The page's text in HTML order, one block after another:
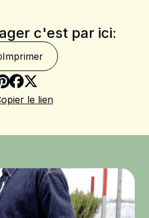
c'est par ici:
Imprimer
Partager sur
Partager sur
Partager sur X
le lien